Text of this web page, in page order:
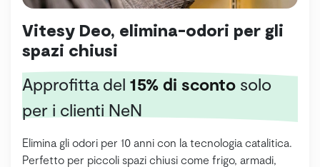
Vitesy Deo, elimina-odori per gli
spazi chiusi
Approfitta del 15% di sconto solo
per i clienti NeN
Elimina gli odori per 10 anni con la tecnologia catalitica.
Perfetto per piccoli spazi chiusi come frigo, armadi,